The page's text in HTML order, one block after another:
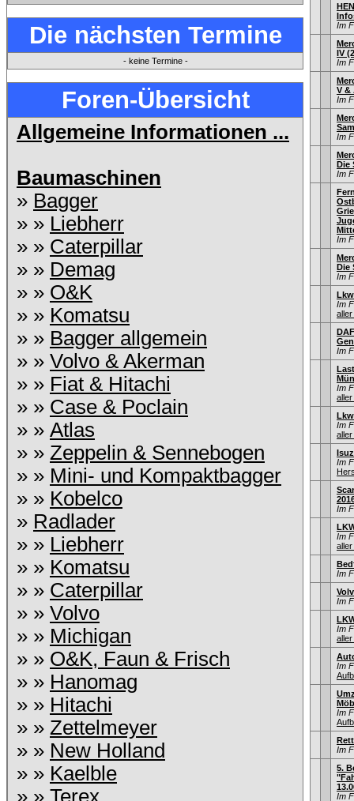
Die nächsten Termine
- keine Termine -
Foren-Übersicht
Allgemeine Informationen ...
Baumaschinen
» Bagger
» » Liebherr
» » Caterpillar
» » Demag
» » O&K
» » Komatsu
» » Bagger allgemein
» » Volvo & Akerman
» » Fiat & Hitachi
» » Case & Poclain
» » Atlas
» » Zeppelin & Sennebogen
» » Mini- und Kompaktbagger
» » Kobelco
» Radlader
» » Liebherr
» » Komatsu
» » Caterpillar
» » Volvo
» » Michigan
» » O&K, Faun & Frisch
» » Hanomag
» » Hitachi
» » Zettelmeyer
» » New Holland
» » Kaelble
» » Terex
Im
IV
Im
V &
Im
Im
Die
Im
Im
Die
Im
Im
aller
Im
Im
aller
Im
aller
Im
Im
Im
aller
Im
Im
Im
aller
Im
Im
Im
5.
Im